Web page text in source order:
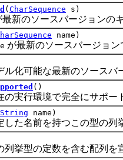
( CharSequence s)
最新のソースバージョンの
name)
が最新のソースバージョ
可能な最新のソースバ
()
行環境で完全にサポート
String name)
名前を持つこの型の列
型の定数を含む配列を